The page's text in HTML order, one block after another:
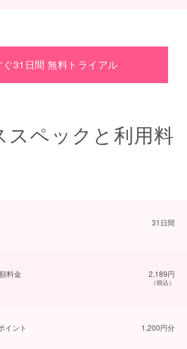
ぐ31日間 無料トライアル
スペックと利用料
31日間
料金 2,189円
（税込）
イント 1,200円分